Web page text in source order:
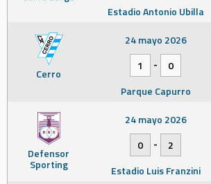
Estadio Antonio Ubilla
Cerro
24 mayo 2026
1
-
0
Parque Capurro
Defensor
Sporting
24 mayo 2026
0
-
2
Estadio Luis Franzini